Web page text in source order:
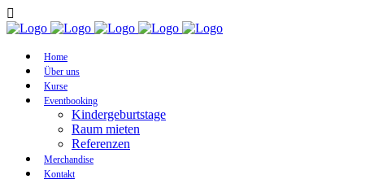
Home
Über uns
Kurse
Eventbooking
Kindergeburtstage
Raum mieten
Referenzen
Merchandise
Kontakt